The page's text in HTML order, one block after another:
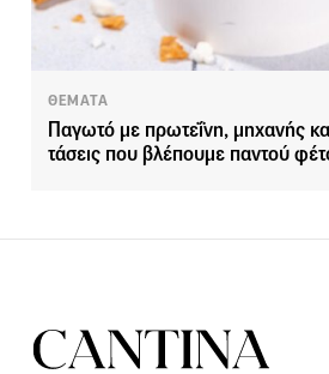
ΘΕΜΑΤΑ
Παγωτό με πρωτεΐνη, μηχανής
τάσεις που βλέπουμε παντού